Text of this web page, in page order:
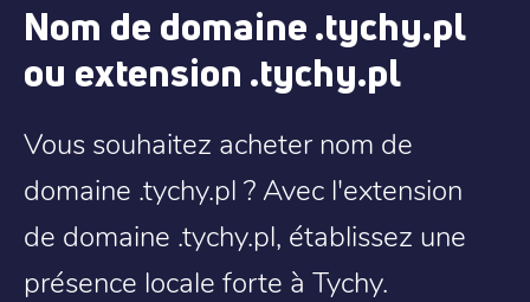
Nom de domaine .tychy.pl
ou extension .tychy.pl
Vous souhaitez acheter nom de
domaine .tychy.pl ? Avec l'extension
de domaine .tychy.pl, établissez une
présence locale forte à Tychy.